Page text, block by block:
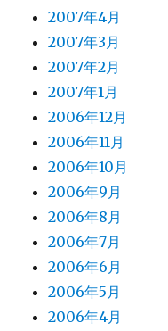
2007年4月
2007年3月
2007年2月
2007年1月
2006年12月
2006年11月
2006年10月
2006年9月
2006年8月
2006年7月
2006年6月
2006年5月
2006年4月